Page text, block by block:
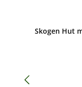
Skogen Hut